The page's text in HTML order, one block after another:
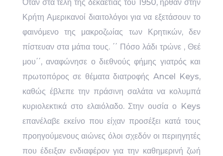
Όταν στα τέλη της δεκαετίας του 1950, ήρθαν στην
Κρήτη Αμερικανοί διαιτολόγοι για να εξετάσουν το
φαινόμενο της μακροζωίας των Κρητικών, δεν
πίστευαν στα μάτια τους. ΄΄ Πόσο λάδι τρώνε , Θεέ
μου΄΄, αναφώνησε ο διεθνούς φήμης γιατρός και
πρωτοπόρος σε θέματα διατροφής Ancel Keys,
καθώς έβλεπε την πράσινη σαλάτα να κολυμπά
κυριολεκτικά στο ελαιόλαδο. Στην ουσία ο Keys
επανέλαβε εκείνο που είχαν προσέξει κατά τους
προηγούμενους αιώνες όλοι σχεδόν οι περιηγητές
που έδειξαν ενδιαφέρον για την καθημερινή ζωή